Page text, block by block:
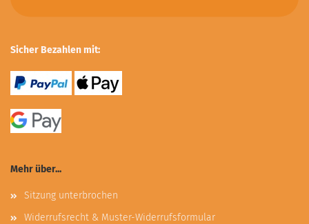
Sicher Bezahlen mit:
Mehr über...
Sitzung unterbrochen
Widerrufsrecht & Muster-Widerrufsformular